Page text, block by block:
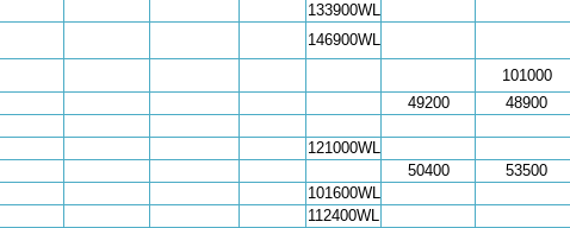
133900WL
146900WL
101000
49200
48900
121000WL
50400
53500
101600WL
112400WL